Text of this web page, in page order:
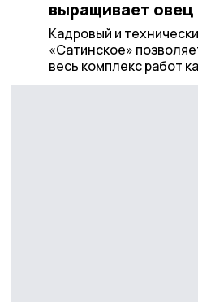
выращивает овец
Кадровый и
«Сатинское»
весь комплекс работ